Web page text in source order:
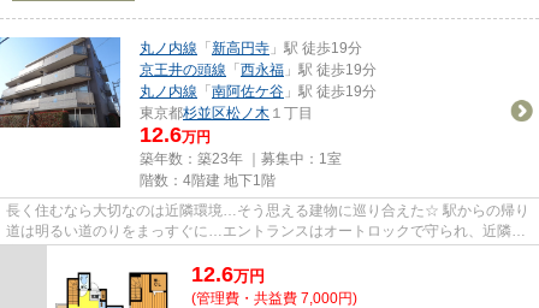
丸ノ内線 「新高円寺 」駅 徒歩19分
京王井の頭線 「西永福 」駅 徒歩19分
丸ノ内線 「南阿佐ケ谷 」駅 徒歩19分
東京都杉並区松ノ木 １丁目
12.6万円
築年数：築23年 ｜募集中： 1室
階数：4階建 地下1階
長く住むなら大切なのは近隣環境…そう思える建物に巡り合えた☆ 駅からの帰り
道は明るい道のりをまっすぐに…エントランスはオートロックで守られ、近隣治
安も申し分ない。近くには大き...
12.6万円
(管理費・共益費 7,000円)